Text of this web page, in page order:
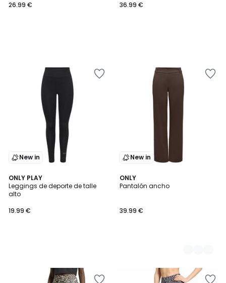
26.99 €
36.99 €
New in
ONLY PLAY
Leggings de deporte de talle
alto
19.99 €
New in
ONLY
Pantalón ancho
39.99 €
2
Colores